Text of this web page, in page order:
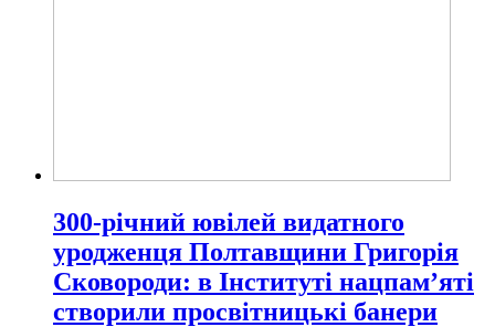
300-річний ювілей видатного
уродженця Полтавщини Григорія
Сковороди: в Інституті нацпам’яті
створили просвітницькі банери